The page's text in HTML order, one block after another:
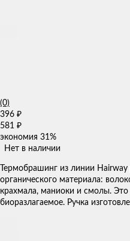
(0)
396 ₽
581 ₽
экономия 31%
Нет в наличии
Термобрашинг из линии Hairway
органического материала:
крахмала, маниоки и смолы.
биоразлагаемое. Ручка